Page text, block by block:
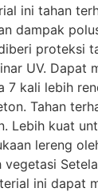
ini tahan
dampak
proteksi
UV. Dapat
7 kali lebih
Tahan
Lebih kuat
lereng
vegetasi
ini dapat